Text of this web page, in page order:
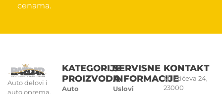
cenama.
Auto delovi i
auto oprema.
KATEGORIJE
PROIZVODA
Auto
SERVISNE
INFORMACIJE
Uslovi
KONTAKT
Miletićeva 24,
23000